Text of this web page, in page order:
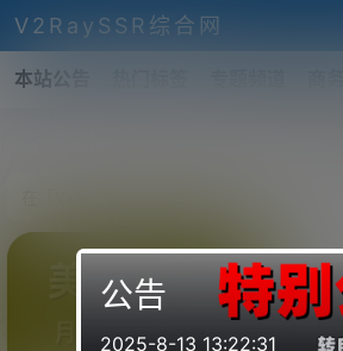
V2RaySSR综合网
本站公告
公告
2025-8-13 13:22:31